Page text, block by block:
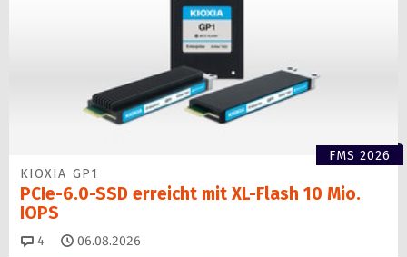
FMS 2026
KIOXIA GP1
PCIe-6.0-SSD erreicht mit XL-Flash 10 Mio.
IOPS
4 Kommentare
06.08.2026